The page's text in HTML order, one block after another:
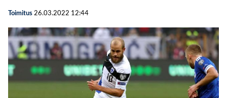
Toimitus 26.03.2022 12:44